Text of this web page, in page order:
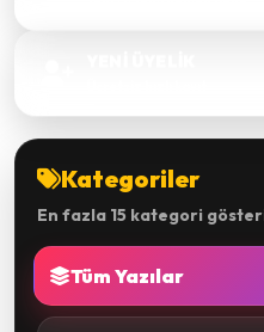
Kategoriler
En fazla 15 kategori
Tüm Yazılar